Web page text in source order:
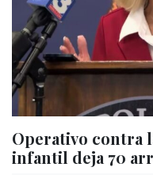
Operativo contra
infantil deja 70